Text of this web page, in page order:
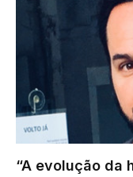
“A evolução da